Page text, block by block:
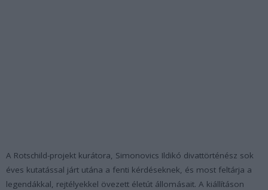
A Rotschild-projekt kurátora, Simonovics Ildikó divattörténész sok
éves kutatással járt utána a fenti kérdéseknek, és most feltárja a
legendákkal, rejtélyekkel övezett életút állomásait. A kiállításon